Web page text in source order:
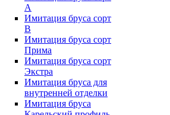
А
Имитация бруса сорт
В
Имитация бруса сорт
Прима
Имитация бруса сорт
Экстра
Имитация бруса для
внутренней отделки
Имитация бруса